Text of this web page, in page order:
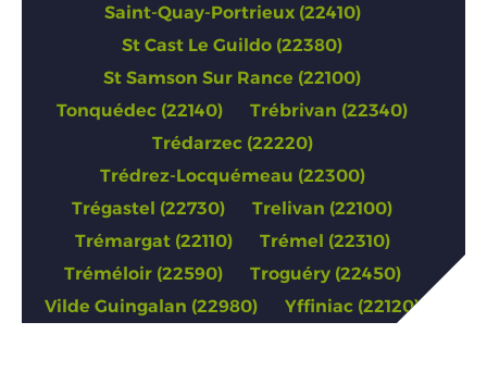
Saint-Quay-Portrieux (22410)
St Cast Le Guildo (22380)
St Samson Sur Rance (22100)
Tonquédec (22140)
Trébrivan (22340)
Trédarzec (22220)
Trédrez-Locquémeau (22300)
Trégastel (22730)
Trelivan (22100)
Trémargat (22110)
Trémel (22310)
Tréméloir (22590)
Troguéry (22450)
Vilde Guingalan (22980)
Yffiniac (22120)